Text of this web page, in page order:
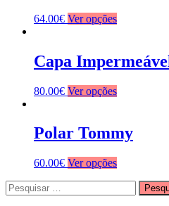
64.00€ Ver opções
Capa
80.00€ Ver opções
Polar Tommy
60.00€ Ver opções
Pesquisar
por: